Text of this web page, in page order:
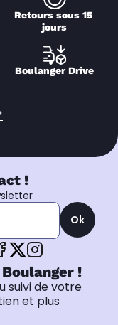
Retours sous 15
jours
Boulanger Drive
!
Ok
!
suivi de votre
et plus